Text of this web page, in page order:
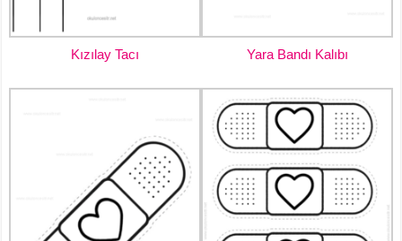
Kızılay Tacı Yara Bandı Kalıbı